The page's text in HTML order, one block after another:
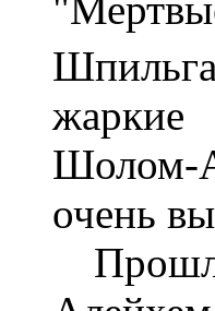
жаркие
Шолом-
очень